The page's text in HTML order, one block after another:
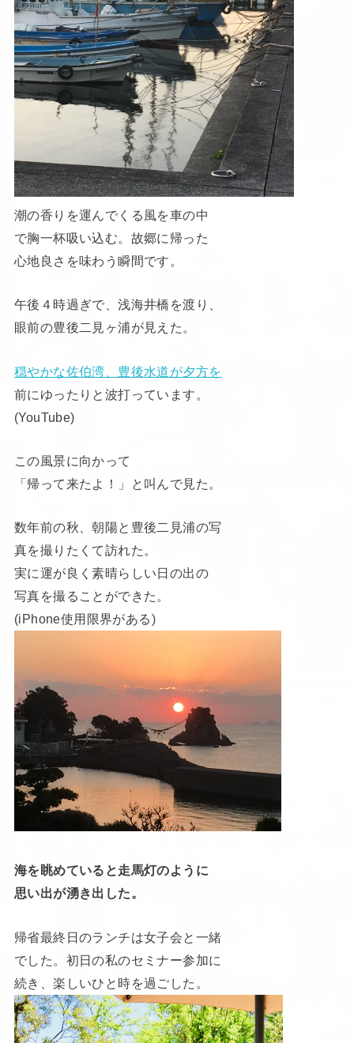
潮の香りを運んでくる風を車の中
で胸一杯吸い込む。故郷に帰った
心地良さを味わう瞬間です。
午後４時過ぎで、浅海井橋を渡り、
眼前の豊後二見ヶ浦が見えた。
穏やかな佐伯湾、豊後水道が夕方を
前にゆったりと波打っています。
(YouTube)
この風景に向かって
「帰って来たよ！」と叫んで見た。
数年前の秋、朝陽と豊後二見浦の写
真を撮りたくて訪れた。
実に運が良く素晴らしい日の出の
写真を撮ることができた。
(iPhone使用限界がある)
海を眺めていると走馬灯のように
思い出が湧き出した。
帰省最終日のランチは女子会と一緒
でした。初日の私のセミナー参加に
続き、楽しいひと時を過ごした。